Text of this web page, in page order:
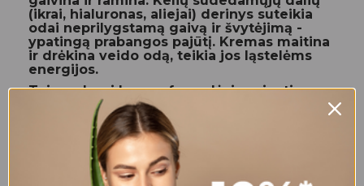
(ikrai, hialuronas, aliejai) derinys suteikia
odai neprilygstamą gaivą ir švytėjimą -
ypatingą prabangos pajūtį. Kremas maitina
ir drėkina veido odą, teikia jos ląstelėms
energijos.
Tai moderni kremo formulė, jungianti
labiausiai pažangius principus kovoje su
odos senėjimu. Ikrų ekstrakte esantys
glikoproteinai, peptidai ir amino rūgštys,
sąjungoje su vitaminais A ir E, keramidais ir
glikoaminoglikanais pasiekia ypatingai
drėkinantį poveikį. Dėka regeneruojančio ir